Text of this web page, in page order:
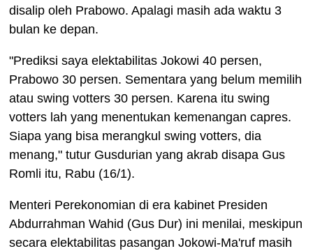
disalip oleh Prabowo. Apalagi masih ada waktu 3
bulan ke depan.
"Prediksi saya elektabilitas Jokowi 40 persen,
Prabowo 30 persen. Sementara yang belum memilih
atau swing votters 30 persen. Karena itu swing
votters lah yang menentukan kemenangan capres.
Siapa yang bisa merangkul swing votters, dia
menang," tutur Gusdurian yang akrab disapa Gus
Romli itu, Rabu (16/1).
Menteri Perekonomian di era kabinet Presiden
Abdurrahman Wahid (Gus Dur) ini menilai, meskipun
secara elektabilitas pasangan Jokowi-Ma'ruf masih